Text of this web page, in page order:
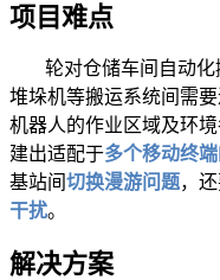
项目难点
轮对仓储车间自动化
堆垛机等搬运系统间需
机器人的作业区域及环
建出适配于多个移动终
基站间切换漫游问题，
干扰。
解决方案